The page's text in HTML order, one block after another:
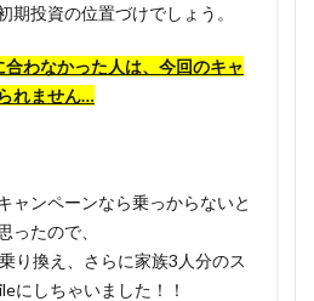
期投資の位置づけでしょう。
わなかった人は、今回のキャ
れません…
ャンペーンなら乗っからないと
ったので、
り換え、さらに家族3人分のス
にしちゃいました！！